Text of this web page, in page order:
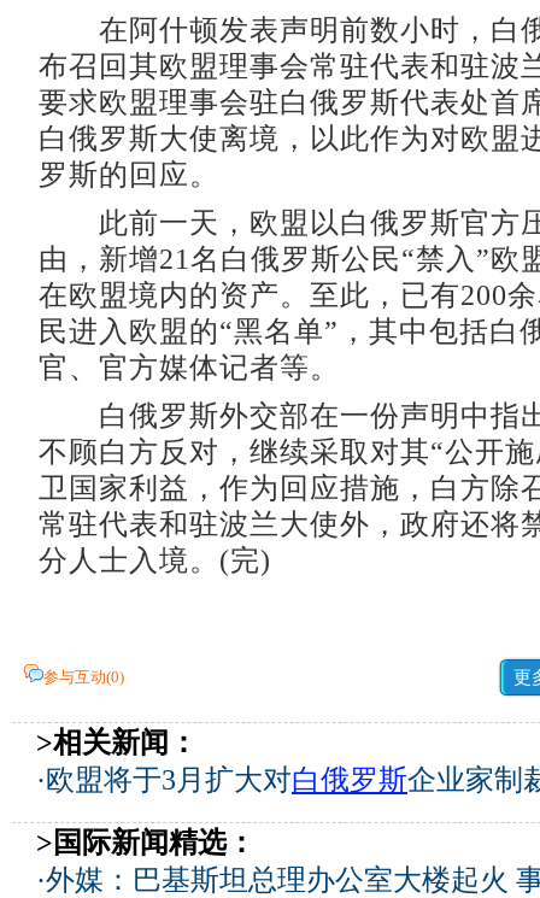
在阿什顿发表声明前数小时，白
布召回其欧盟理事会常驻代表和驻波
要求欧盟理事会驻白俄罗斯代表处首
白俄罗斯大使离境，以此作为对欧盟
罗斯的回应。
此前一天，欧盟以白俄罗斯官方
由，新增21名白俄罗斯公民“禁入”欧
在欧盟境内的资产。至此，已有200
民进入欧盟的“黑名单”，其中包括白
官、官方媒体记者等。
白俄罗斯外交部在一份声明中指
不顾白方反对，继续采取对其“公开
卫国家利益，作为回应措施，白方除
常驻代表和驻波兰大使外，政府还将
分人士入境。(完)
参与互动(0) 更
>相关新闻：
·欧盟将于3月扩大对白俄罗斯企业家制
>国际新闻精选：
·外媒：巴基斯坦总理办公室大楼起火